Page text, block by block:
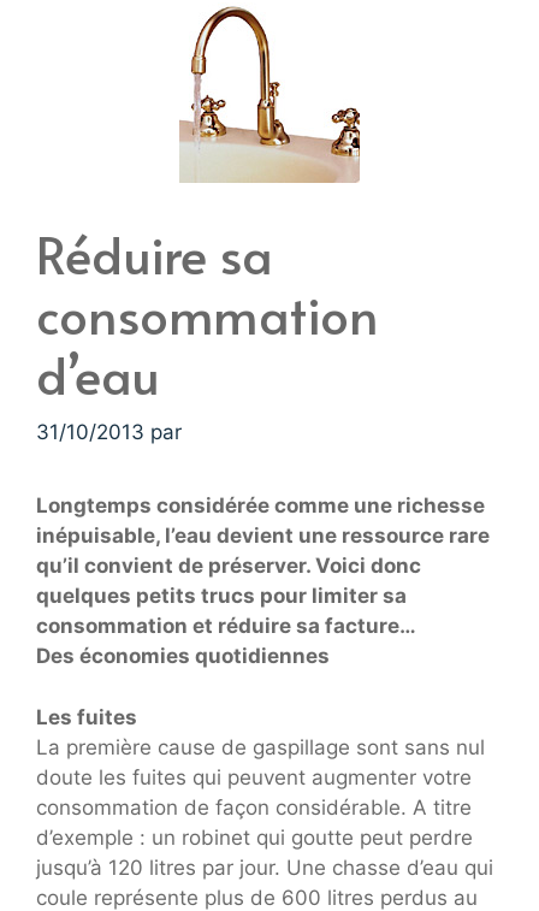
Réduire sa
consommation
d’eau
31/10/2013 par
Longtemps considérée comme une richesse
inépuisable, l’eau devient une ressource rare
qu’il convient de préserver. Voici donc
quelques petits trucs pour limiter sa
consommation et réduire sa facture…
Des économies quotidiennes
Les fuites
La première cause de gaspillage sont sans nul
doute les fuites qui peuvent augmenter votre
consommation de façon considérable. A titre
d’exemple : un robinet qui goutte peut perdre
jusqu’à 120 litres par jour. Une chasse d’eau qui
coule représente plus de 600 litres perdus au